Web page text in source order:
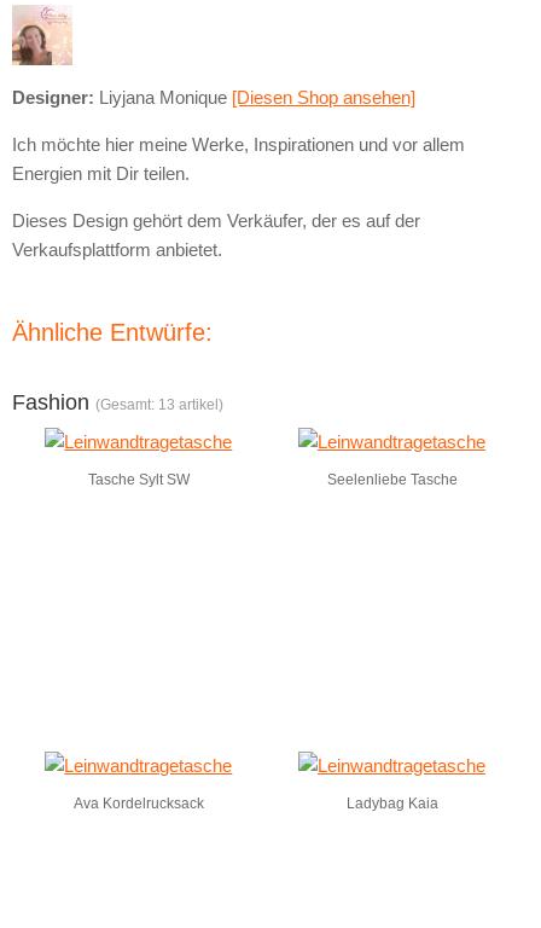
Designer: Liyjana Monique [Diesen Shop ansehen]
Ich möchte hier meine Werke, Inspirationen und vor allem
Energien mit Dir teilen.
Dieses Design gehört dem Verkäufer, der es auf der
Verkaufsplattform anbietet.
Ähnliche Entwürfe:
Fashion (Gesamt: 13 artikel)
Tasche Sylt SW Seelenliebe Tasche
Ava Kordelrucksack Ladybag Kaia